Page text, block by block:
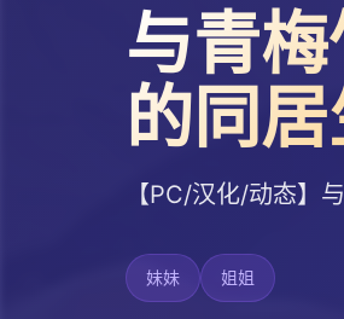
与青
的同
【PC/汉化/动态】
妹妹 姐姐